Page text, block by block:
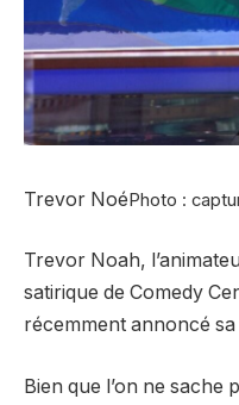
Trevor NoéPhoto :
Trevor Noah,
satirique de Comedy
récemment annoncé sa
Bien que l’on ne sache